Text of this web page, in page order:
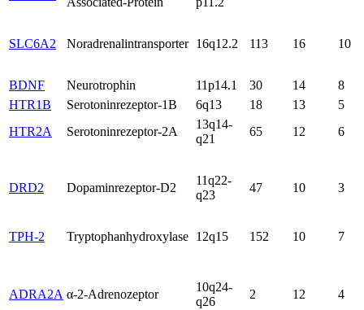
SLC6A2 Noradrenalintransporter 16q12.2 113 16 10
BDNF Neurotrophin 11p14.1 30 14
8
HTR1B
Serotoninrezeptor-1B 6q13 18 13
5
HTR2A
Serotoninrezeptor-2A
13q14-
q21
65 12 6
DRD2 Dopaminrezeptor-D2
11q22-
q23
47 10 3
TPH-2 Tryptophanhydroxylase 12q15 152 10 7
ADRA2A α-2-Adrenozeptor
10q24-
q26
2 12 4